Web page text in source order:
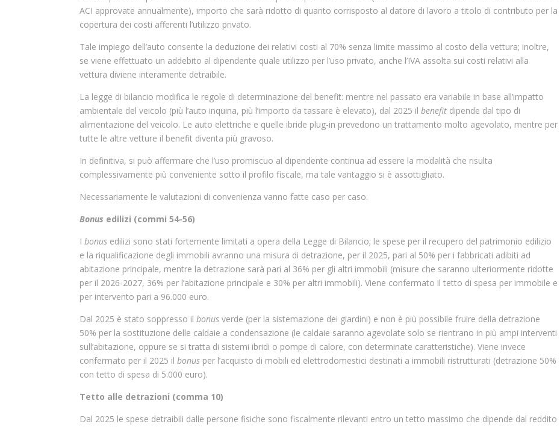
ACI approvate annualmente), importo che sarà ridotto di quanto corrisposto al datore di lavoro a titolo di contributo per la
copertura dei costi afferenti l’utilizzo privato.
Tale impiego dell’auto consente la deduzione dei relativi costi al 70% senza limite massimo al costo della vettura; inoltre,
se viene effettuato un addebito al dipendente quale utilizzo per l’uso privato, anche l’IVA assolta sui costi relativi alla
vettura diviene interamente detraibile.
La legge di bilancio modifica le regole di determinazione del benefit: mentre nel passato era variabile in base all’impatto
ambientale del veicolo (più l’auto inquina, più l’importo da tassare è elevato), dal 2025 il benefit dipende dal tipo di
alimentazione del veicolo. Le auto elettriche e quelle ibride plug-in prevedono un trattamento molto agevolato, mentre per
tutte le altre vetture il benefit diventa più gravoso.
In definitiva, si può affermare che l’uso promiscuo al dipendente continua ad essere la modalità che risulta
complessivamente più conveniente sotto il profilo fiscale, ma tale vantaggio si è assottigliato.
Necessariamente le valutazioni di convenienza vanno fatte caso per caso.
Bonus edilizi (commi 54-56)
I bonus edilizi sono stati fortemente limitati a opera della Legge di Bilancio; le spese per il recupero del patrimonio edilizio
e la riqualificazione degli immobili avranno una misura di detrazione, per il 2025, pari al 50% per i fabbricati adibiti ad
abitazione principale, mentre la detrazione sarà pari al 36% per gli altri immobili (misure che saranno ulteriormente ridotte
per il 2026-2027, 36% per l’abitazione principale e 30% per altri immobili). Viene confermato il tetto di spesa per immobile e
per intervento pari a 96.000 euro.
Dal 2025 è stato soppresso il bonus verde (per la sistemazione dei giardini) e non è più possibile fruire della detrazione
50% per la sostituzione delle caldaie a condensazione (le caldaie saranno agevolate solo se rientrano in più ampi interventi
sull’abitazione, oppure se si tratta di sistemi ibridi o pompe di calore, con determinate caratteristiche). Viene invece
confermato per il 2025 il bonus per l’acquisto di mobili ed elettrodomestici destinati a immobili ristrutturati (detrazione 50%
con tetto di spesa di 5.000 euro).
Tetto alle detrazioni (comma 10)
Dal 2025 le spese detraibili dalle persone fisiche sono fiscalmente rilevanti entro un tetto massimo che dipende dal reddito